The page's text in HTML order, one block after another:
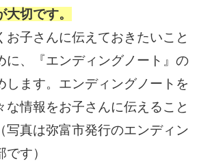
切です。
お子さんに伝えておきたいこと
に、『エンディングノート』の
します。エンディングノートを
な情報をお子さんに伝えること
写真は弥富市発行のエンディン
す）